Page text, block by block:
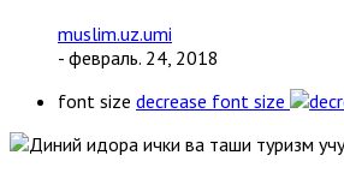
muslim.uz.umi
- февраль. 24, 2018
font size decrease font size